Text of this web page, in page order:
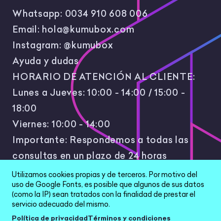
Whatsapp: 0034 910 608 006
Email: hola@kumubox.com
Instagram: @kumubox
Ayuda y dudas
HORARIO DE ATENCIÓN AL CLIENTE:
Lunes a Jueves: 10:00 - 14:00 / 15:00 -
18:00
Viernes: 10:00 - 14:00
Importante: Respondemos a todas las
consultas en un plazo de 24 horas
laborales.
Utilizamos cookies propias y de terceros. Por motivo del
uso de Google Fonts, es posible que algunos de sus datos
(como la IP) sean tratados con la finalidad de prestar el
servicio adecuado del mismo.
Política de privacidadTérminos y condiciones